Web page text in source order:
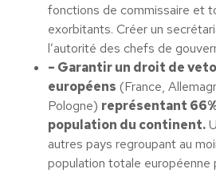
fonctions de commissaire et
exorbitants. Créer un
l’autorité des chefs de
– Garantir un droit de veto
européens (France,
Pologne) représentant
population du continent.
autres pays regroupant au
population totale européenne